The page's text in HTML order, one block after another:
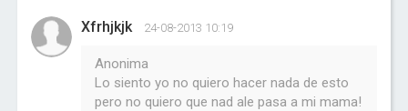
Xfrhjkjk 24-08-2013 10:19
Anonima
Lo siento yo no quiero hacer nada de esto
pero no quiero que nad ale pasa a mi mama!